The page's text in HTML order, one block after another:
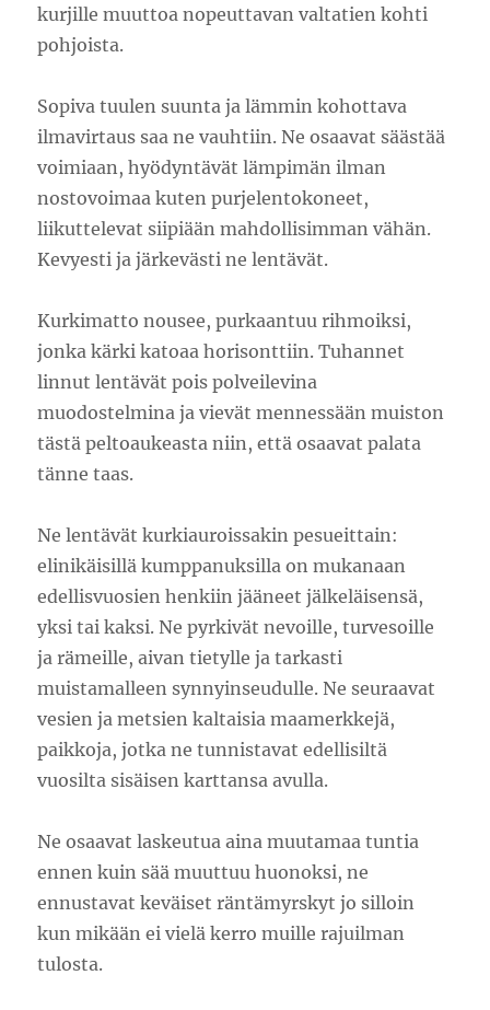
kurjille muuttoa nopeuttavan valtatien kohti
pohjoista.
Sopiva tuulen suunta ja lämmin kohottava
ilmavirtaus saa ne vauhtiin. Ne osaavat säästää
voimiaan, hyödyntävät lämpimän ilman
nostovoimaa kuten purjelentokoneet,
liikuttelevat siipiään mahdollisimman vähän.
Kevyesti ja järkevästi ne lentävät.
Kurkimatto nousee, purkaantuu rihmoiksi,
jonka kärki katoaa horisonttiin. Tuhannet
linnut lentävät pois polveilevina
muodostelmina ja vievät mennessään muiston
tästä peltoaukeasta niin, että osaavat palata
tänne taas.
Ne lentävät kurkiauroissakin pesueittain:
elinikäisillä kumppanuksilla on mukanaan
edellisvuosien henkiin jääneet jälkeläisensä,
yksi tai kaksi. Ne pyrkivät nevoille, turvesoille
ja rämeille, aivan tietylle ja tarkasti
muistamalleen synnyinseudulle. Ne seuraavat
vesien ja metsien kaltaisia maamerkkejä,
paikkoja, jotka ne tunnistavat edellisiltä
vuosilta sisäisen karttansa avulla.
Ne osaavat laskeutua aina muutamaa tuntia
ennen kuin sää muuttuu huonoksi, ne
ennustavat keväiset räntämyrskyt jo silloin
kun mikään ei vielä kerro muille rajuilman
tulosta.